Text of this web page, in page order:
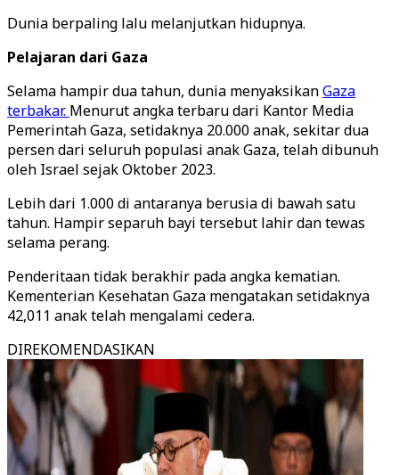
Dunia berpaling lalu melanjutkan hidupnya.
Pelajaran dari Gaza
Selama hampir dua tahun, dunia menyaksikanGaza
terbakar. Menurut angka terbaru dari Kantor Media
Pemerintah Gaza, setidaknya 20.000 anak, sekitar dua
persen dari seluruh populasi anak Gaza, telah dibunuh
oleh Israel sejak Oktober 2023.
Lebih dari 1.000 di antaranya berusia di bawah satu
tahun. Hampir separuh bayi tersebut lahir dan tewas
selama perang.
Penderitaan tidak berakhir pada angka kematian.
Kementerian Kesehatan Gaza mengatakan setidaknya
42,011 anak telah mengalami cedera.
DIREKOMENDASIKAN